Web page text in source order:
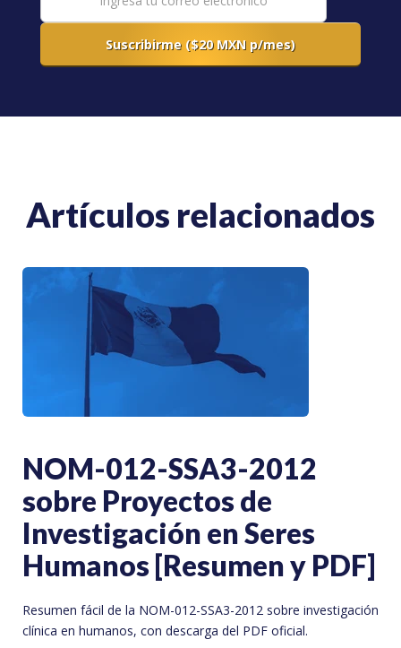
Artículos relacionados
NOM-012-SSA3-2012
sobre Proyectos de
Investigación en Seres
Humanos [Resumen y PDF]
Resumen fácil de la NOM-012-SSA3-2012 sobre investigación
clínica en humanos, con descarga del PDF oficial.